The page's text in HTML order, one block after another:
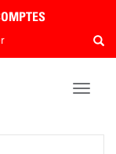
Toggle